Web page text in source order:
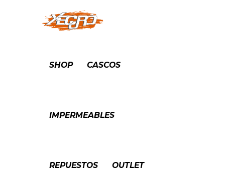
SHOP CASCOS
IMPERMEABLES
REPUESTOS OUTLET